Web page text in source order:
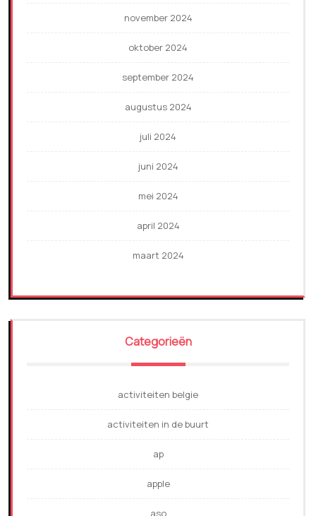
november 2024
oktober 2024
september 2024
augustus 2024
juli 2024
juni 2024
mei 2024
april 2024
maart 2024
Categorieën
activiteiten belgie
activiteiten in de buurt
ap
apple
aso